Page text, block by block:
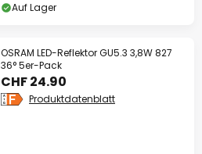
Auf Lager
OSRAM LED-Reflektor GU5.3 3,8W 827
36° 5er-Pack
CHF 24.90
Produktdatenblatt